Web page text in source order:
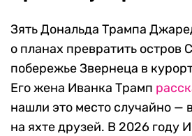
Зять Дональда Трампа
о планах превратить остров
побережье Звернеца в
Его жена Иванка Трамп
нашли это место случайно —
на яхте друзей. В 2026 году